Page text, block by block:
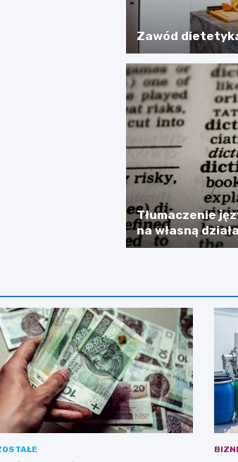
Zawód
Tłumaczenie
na własną